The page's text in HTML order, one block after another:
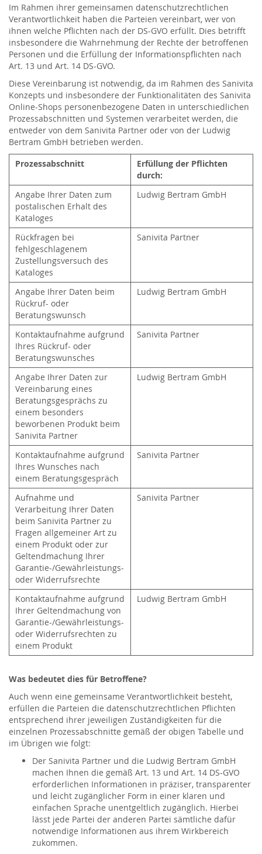
Im Rahmen ihrer gemeinsamen datenschutzrechtlichen
Verantwortlichkeit haben die Parteien vereinbart, wer von
ihnen welche Pflichten nach der DS-GVO erfüllt. Dies betrifft
insbesondere die Wahrnehmung der Rechte der betroffenen
Personen und die Erfüllung der Informationspflichten nach
Art. 13 und Art. 14 DS-GVO.
Diese Vereinbarung ist notwendig, da im Rahmen des Sanivita
Konzepts und insbesondere der Funktionalitäten des Sanivita
Online-Shops personenbezogene Daten in unterschiedlichen
Prozessabschnitten und Systemen verarbeitet werden, die
entweder von dem Sanivita Partner oder von der Ludwig
Bertram GmbH betrieben werden.
Prozessabschnitt
Erfüllung der Pflichten
durch:
Angabe Ihrer Daten zum
postalischen Erhalt des
Kataloges
Ludwig Bertram GmbH
Rückfragen bei
fehlgeschlagenem
Zustellungsversuch des
Kataloges
Sanivita Partner
Angabe Ihrer Daten beim
Rückruf- oder
Beratungswunsch
Ludwig Bertram GmbH
Kontaktaufnahme aufgrund
Ihres Rückruf- oder
Beratungswunsches
Sanivita Partner
Angabe Ihrer Daten zur
Vereinbarung eines
Beratungsgesprächs zu
einem besonders
beworbenen Produkt beim
Sanivita Partner
Ludwig Bertram GmbH
Kontaktaufnahme aufgrund
Ihres Wunsches nach
einem Beratungsgespräch
Sanivita Partner
Aufnahme und
Verarbeitung Ihrer Daten
beim Sanivita Partner zu
Fragen allgemeiner Art zu
einem Produkt oder zur
Geltendmachung Ihrer
Garantie-/Gewährleistungs-
oder Widerrufsrechte
Sanivita Partner
Kontaktaufnahme aufgrund
Ihrer Geltendmachung von
Garantie-/Gewährleistungs-
oder Widerrufsrechten zu
einem Produkt
Ludwig Bertram GmbH
Was bedeutet dies für Betroffene?
Auch wenn eine gemeinsame Verantwortlichkeit besteht,
erfüllen die Parteien die datenschutzrechtlichen Pflichten
entsprechend ihrer jeweiligen Zuständigkeiten für die
einzelnen Prozessabschnitte gemäß der obigen Tabelle und
im Übrigen wie folgt:
Der Sanivita Partner und die Ludwig Bertram GmbH
machen Ihnen die gemäß Art. 13 und Art. 14 DS-GVO
erforderlichen Informationen in präziser, transparenter
und leicht zugänglicher Form in einer klaren und
einfachen Sprache unentgeltlich zugänglich. Hierbei
lässt jede Partei der anderen Partei sämtliche dafür
notwendige Informationen aus ihrem Wirkbereich
zukommen.